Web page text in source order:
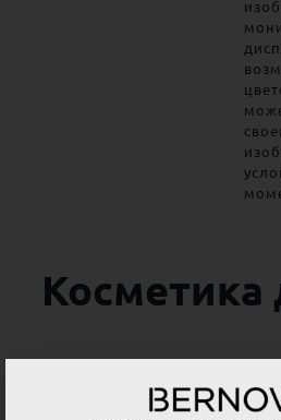
Косметика
семейные традиции
это то –